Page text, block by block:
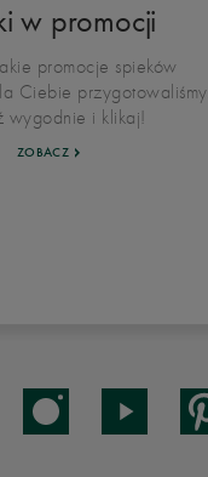
w promocji
promocje spieków
Ciebie przygotowaliśmy.
wygodnie i klikaj!
ZOBACZ